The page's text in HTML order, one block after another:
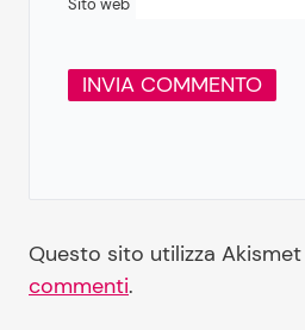
Questo sito utilizza
commenti.